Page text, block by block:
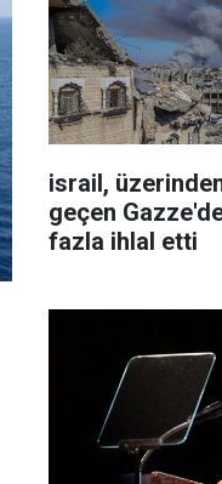
israil,
geçen
fazla ihlal etti